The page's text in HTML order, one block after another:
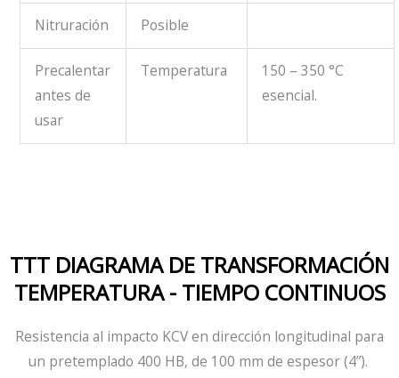
Nitruración Posible
Precalentar
antes de
usar
Temperatura
150 – 350 °C
esencial.
TTT DIAGRAMA DE TRANSFORMACIÓN
TEMPERATURA - TIEMPO CONTINUOS
Resistencia al impacto KCV en dirección longitudinal para
un pretemplado 400 HB, de 100 mm de espesor (4”).